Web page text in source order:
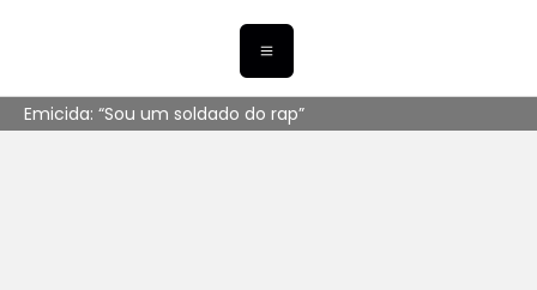
Emicida: “Sou um soldado do rap”